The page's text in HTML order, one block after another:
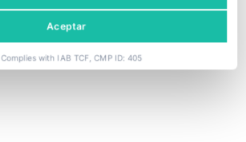
Aceptar
Complies with IAB TCF, CMP ID: 405